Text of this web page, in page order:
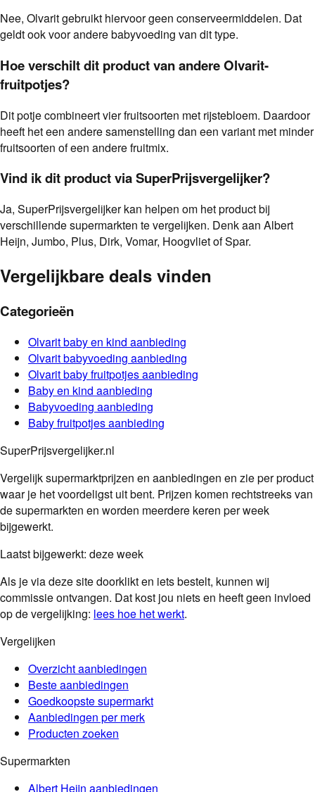
Nee, Olvarit gebruikt hiervoor geen conserveermiddelen. Dat
geldt ook voor andere babyvoeding van dit type.
Hoe verschilt dit product van andere Olvarit-
fruitpotjes?
Dit potje combineert vier fruitsoorten met rijstebloem. Daardoor
heeft het een andere samenstelling dan een variant met minder
fruitsoorten of een andere fruitmix.
Vind ik dit product via SuperPrijsvergelijker?
Ja, SuperPrijsvergelijker kan helpen om het product bij
verschillende supermarkten te vergelijken. Denk aan Albert
Heijn, Jumbo, Plus, Dirk, Vomar, Hoogvliet of Spar.
Vergelijkbare deals vinden
Categorieën
Olvaritbaby en kind aanbieding
Olvaritbabyvoeding aanbieding
Olvaritbaby fruitpotjesaanbieding
Baby en kind aanbieding
Babyvoeding aanbieding
Baby fruitpotjesaanbieding
SuperPrijsvergelijker.nl
Vergelijk supermarktprijzen en aanbiedingen en zie per product
waar je het voordeligst uit bent. Prijzen komen rechtstreeks van
de supermarkten en worden meerdere keren per week
bijgewerkt.
Laatst bijgewerkt: deze week
Als je via deze site doorklikt en iets bestelt, kunnen wij
commissie ontvangen. Dat kost jou niets en heeft geen invloed
op de vergelijking: lees hoe het werkt.
Vergelijken
Overzicht aanbiedingen
Beste aanbiedingen
Goedkoopste supermarkt
Aanbiedingen per merk
Producten zoeken
Supermarkten
Albert Heijn aanbiedingen